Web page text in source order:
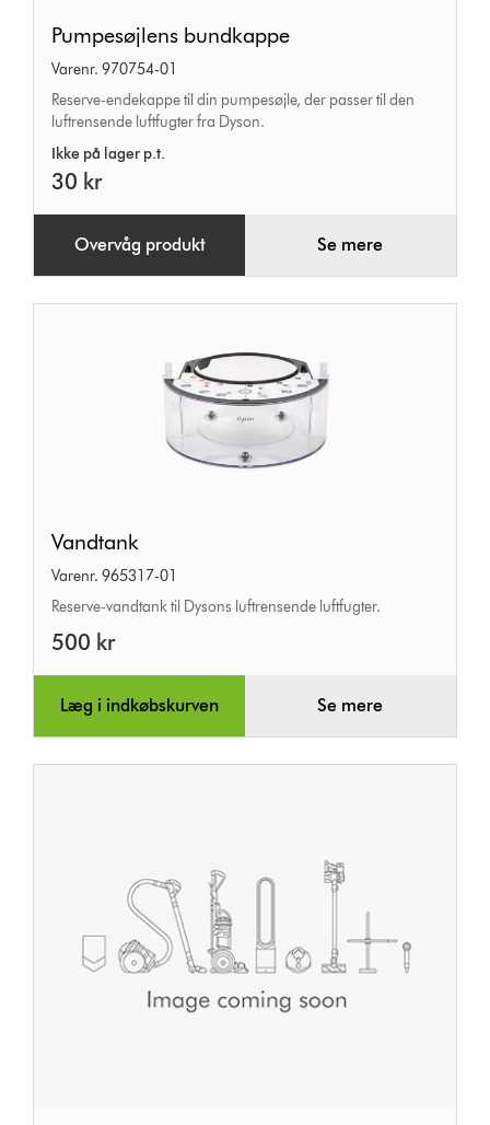
bundkappe
Pumpesøjlens bundkappe
Varenr. 970754-01
Reserve-endekappe til din pumpesøjle, der passer til den
luftrensende luftfugter fra Dyson.
Ikke på lager p.t.
30 kr
Overvåg produkt Se mere
Vandtank
Varenr. 965317-01
Reserve-vandtank til Dysons luftrensende luftfugter.
500 kr
Læg i indkøbskurven Se mere